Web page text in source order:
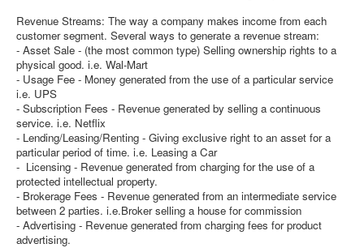
Revenue Streams: The way a company makes income from each
customer segment. Several ways to generate a revenue stream:
- Asset Sale - (the most common type) Selling ownership rights to a
physical good. i.e. Wal-Mart
- Usage Fee - Money generated from the use of a particular service
i.e. UPS
- Subscription Fees - Revenue generated by selling a continuous
service. i.e. Netflix
- Lending/Leasing/Renting - Giving exclusive right to an asset for a
particular period of time. i.e. Leasing a Car
- Licensing - Revenue generated from charging for the use of a
protected intellectual property.
- Brokerage Fees - Revenue generated from an intermediate service
between 2 parties. i.e.Broker selling a house for commission
- Advertising - Revenue generated from charging fees for product
advertising.